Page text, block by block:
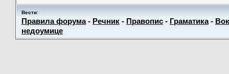
Вести:
Правила форума- Речник - Правопис - Граматика-
недоумице